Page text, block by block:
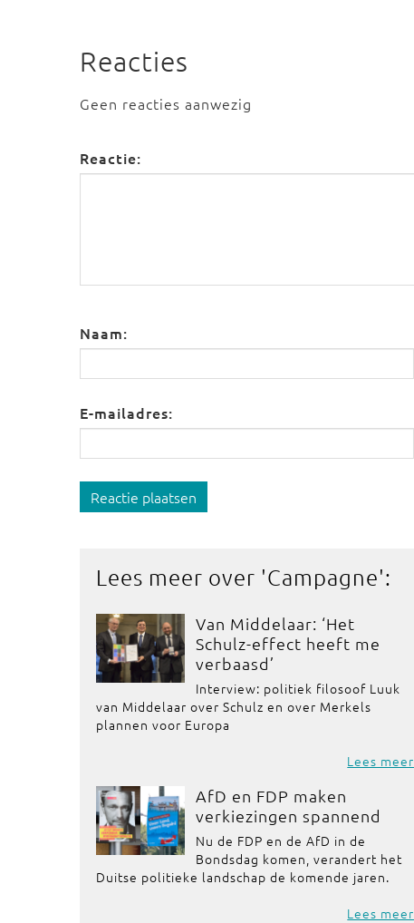
Reacties
Geen reacties aanwezig
Reactie:
Naam:
E-mailadres:
Reactie plaatsen
Lees meer over 'Campagne':
Van Middelaar: ‘Het
Schulz-effect heeft me
verbaasd’
Interview: politiek filosoof Luuk
van Middelaar over Schulz en over Merkels
plannen voor Europa
Lees meer
AfD en FDP maken
verkiezingen spannend
Nu de FDP en de AfD in de
Bondsdag komen, verandert het
Duitse politieke landschap de komende jaren.
Lees meer